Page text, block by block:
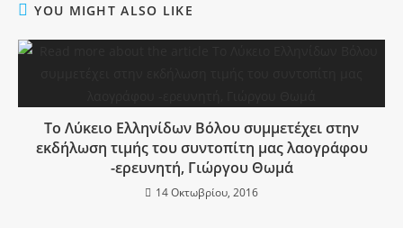
YOU MIGHT ALSO LIKE
Το Λύκειο Ελληνίδων Βόλου συμμετέχει στην
εκδήλωση τιμής του συντοπίτη μας λαογράφου
-ερευνητή, Γιώργου Θωμά
14 Οκτωβρίου, 2016